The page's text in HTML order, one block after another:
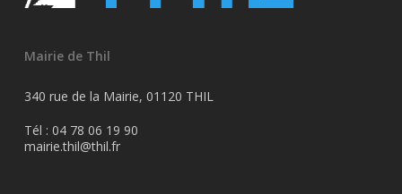
Mairie de Thil
340 rue de la Mairie, 01120 THIL
Tél : 04 78 06 19 90
mairie.thil@thil.fr